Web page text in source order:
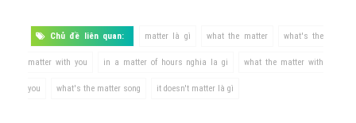
Chủ đề liên quan: matter là gì what the matter what's the
matter with you in a matter of hours nghia la gi what the matter with
you what's the matter song it doesn't matter là gì